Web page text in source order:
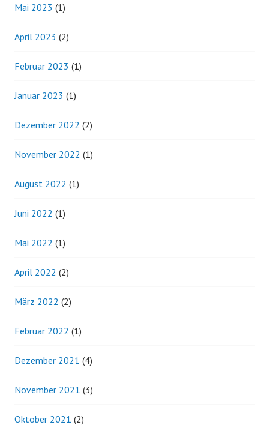
Mai 2023 (1)
April 2023 (2)
Februar 2023 (1)
Januar 2023 (1)
Dezember 2022 (2)
November 2022 (1)
August 2022 (1)
Juni 2022 (1)
Mai 2022 (1)
April 2022 (2)
März 2022 (2)
Februar 2022 (1)
Dezember 2021 (4)
November 2021 (3)
Oktober 2021 (2)